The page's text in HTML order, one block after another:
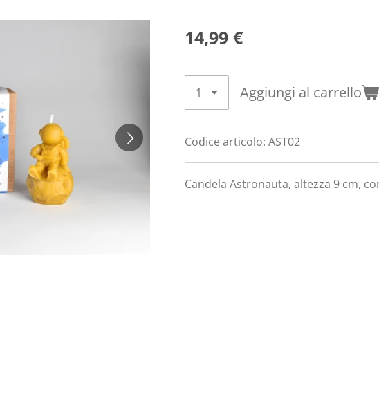
14,99 €
Aggiungi al carrello
Codice articolo: AST02
Candela Astronauta, altezza 9 cm,